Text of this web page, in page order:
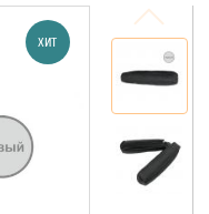
ХИТ